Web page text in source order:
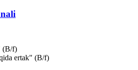
(B/f)
ertak" (B/f)